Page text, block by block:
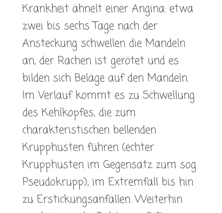
Krankheit ähnelt einer Angina: etwa
zwei bis sechs Tage nach der
Ansteckung schwellen die Mandeln
an, der Rachen ist gerötet und es
bilden sich Beläge auf den Mandeln.
Im Verlauf kommt es zu Schwellung
des Kehlkopfes, die zum
charakteristischen bellenden
Krupphusten führen (echter
Krupphusten im Gegensatz zum sog.
Pseudokrupp), im Extremfall bis hin
zu Erstickungsanfällen. Weiterhin